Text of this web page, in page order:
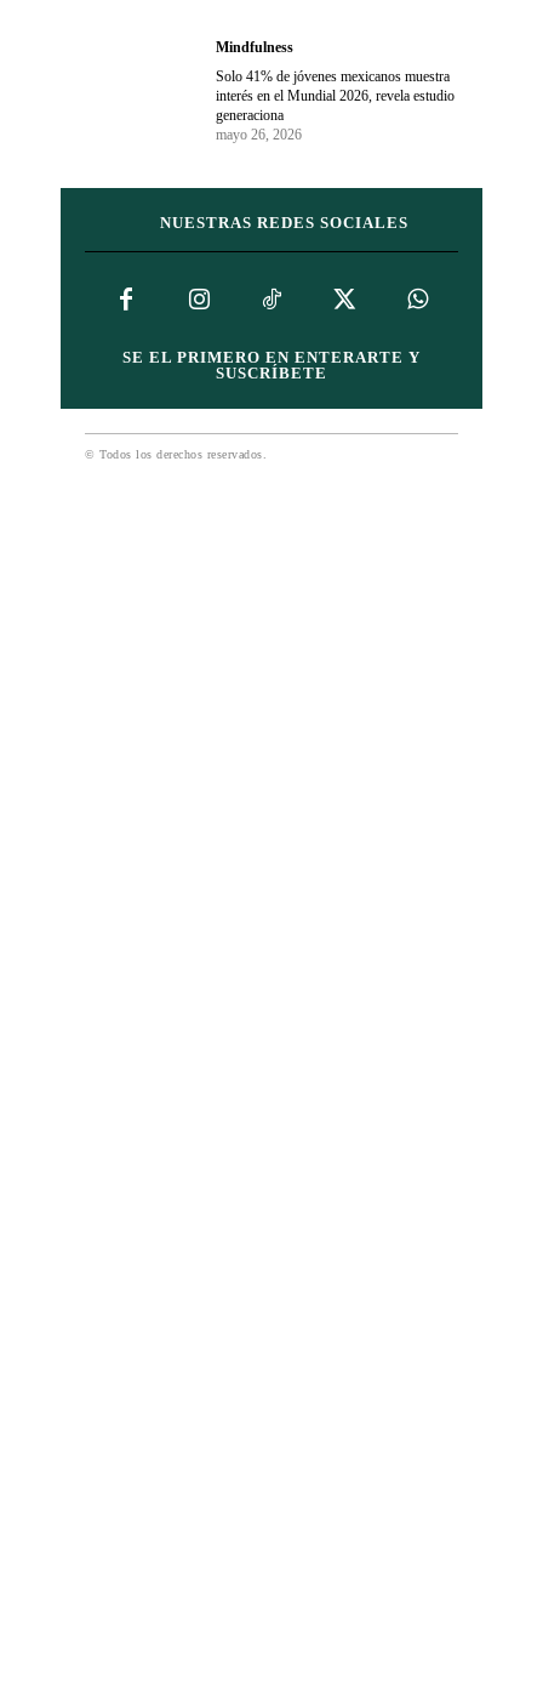
Mindfulness
Solo 41% de jóvenes mexicanos muestra
interés en el Mundial 2026, revela estudio
generaciona
mayo 26, 2026
NUESTRAS REDES SOCIALES
SE EL PRIMERO EN ENTERARTE Y
SUSCRÍBETE
© Todos los derechos reservados.